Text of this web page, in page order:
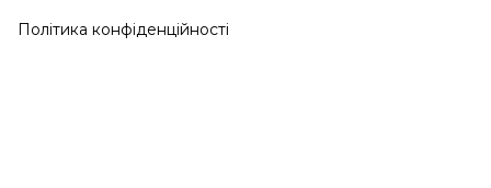
Політика конфіденційності